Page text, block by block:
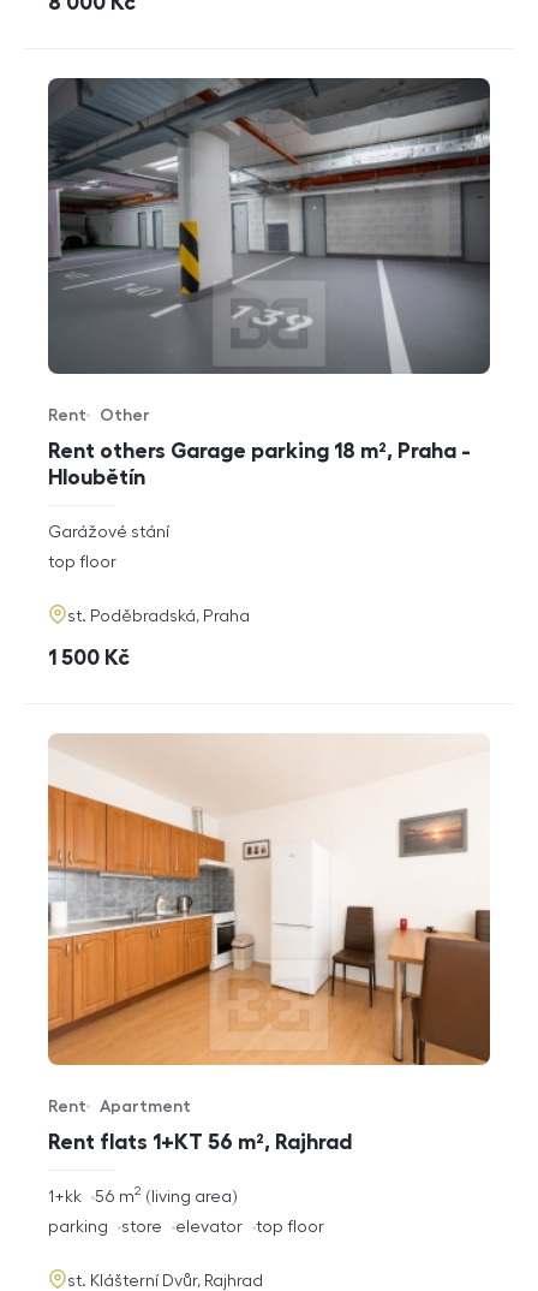
Rent others Garage parking 18 m², Praha -
Hloubětín
Offer type
Rent
Property type
Other
rozměry
disposition
Garážové stání
funkce
top floor
adresa
st. Poděbradská, Praha
cena
1 500 Kč
Rent flats 1+KT 56 m², Rajhrad
Offer type
Rent
Property type
Apartment
rozměry
disposition
1+kk living area
56 m2
funkce
parking store elevator top floor
adresa
st. Klášterní Dvůr, Rajhrad